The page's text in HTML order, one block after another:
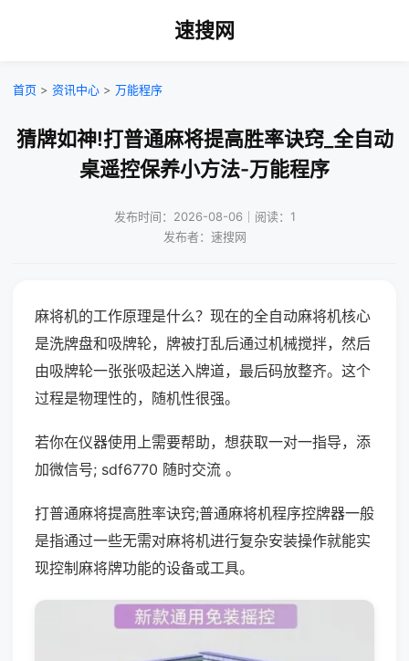
速搜网
首页 > 资讯中心 > 万能程序
猜牌如神!打普通麻将提高胜率诀窍_全自动
桌遥控保养小方法-万能程序
发布时间：2026-08-06｜阅读：1
发布者：速搜网
麻将机的工作原理是什么？现在的全自动麻将机核心
是洗牌盘和吸牌轮，牌被打乱后通过机械搅拌，然后
由吸牌轮一张张吸起送入牌道，最后码放整齐。这个
过程是物理性的，随机性很强。
若你在仪器使用上需要帮助，想获取一对一指导，添
加微信号; sdf6770 随时交流 。
打普通麻将提高胜率诀窍;普通麻将机程序控牌器一般
是指通过一些无需对麻将机进行复杂安装操作就能实
现控制麻将牌功能的设备或工具。